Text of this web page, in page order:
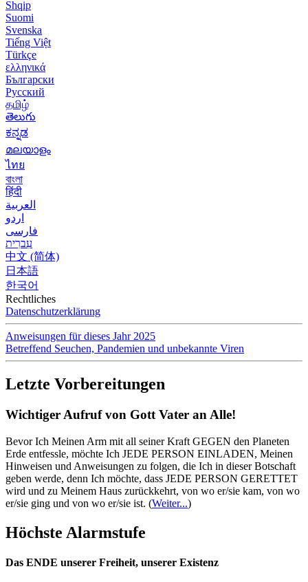
Shqip
Suomi
Svenska
Tiếng Việt
Türkçe
ελληνικά
Български
Русский
தமிழ்
తెలుగు
ಕನ್ನಡ
മലയാളം
ไทย
বাংলা
हिंदी
العربية
اردو
فارسی
עִברִית
中文 (简体)
日本語
한국어
Rechtliches
Datenschutzerklärung
Anweisungen für dieses Jahr 2025
Betreffend Seuchen, Pandemien und unbekannte Viren
Letzte Vorbereitungen
Wichtiger Aufruf von Gott Vater an Alle!
Bevor Ich Meinen Arm mit all seiner Kraft GEGEN den Planeten
Erde entfessle, möchte Ich JEDE PERSON EINLADEN, Meinen
Hinweisen und Anweisungen zu folgen, die Ich in dieser Botschaft
geben werde, denn Ich möchte, dass JEDE PERSON GERETTET
wird und zu Meinem Haus zurückkehrt, von wo er/sie kam, von wo
er/sie ging und von wo er/sie ist. (Weiter...)
Höchste Alarmstufe
Das ENDE unserer Freiheit, unserer Existenz